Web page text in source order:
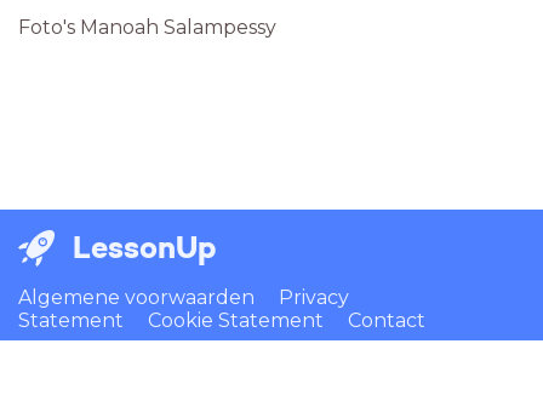
Foto's Manoah Salampessy
LessonUp
Algemene voorwaarden
Privacy
Statement
Cookie Statement Contact